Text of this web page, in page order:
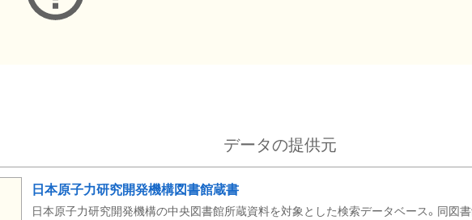
データの提供元
日本原子力研究開発機構図書館蔵書
日本原子力研究開発機構の中央図書館所蔵資料を対象とした検索データベース。同図